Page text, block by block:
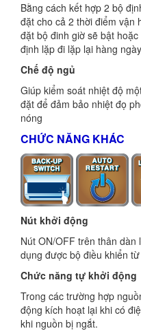
Bằng cách kết hợp 2 bộ
đặt cho cả 2 thời điểm vận
đặt bộ đinh giờ sẽ bật
định lặp đi lặp lại hàng
Chế độ ngủ
Giúp kiểm soát nhiệt độ
đặt để đảm bảo nhiệt đọ
nóng
CHỨC NĂNG KHÁC
Nút khởi động
Nút ON/OFF trên thân
dụng được bộ điều khiển
Chức năng tự khởi động
Trong các trường hợp
động kích hoạt lại khi có
khi nguồn bị ngắt.